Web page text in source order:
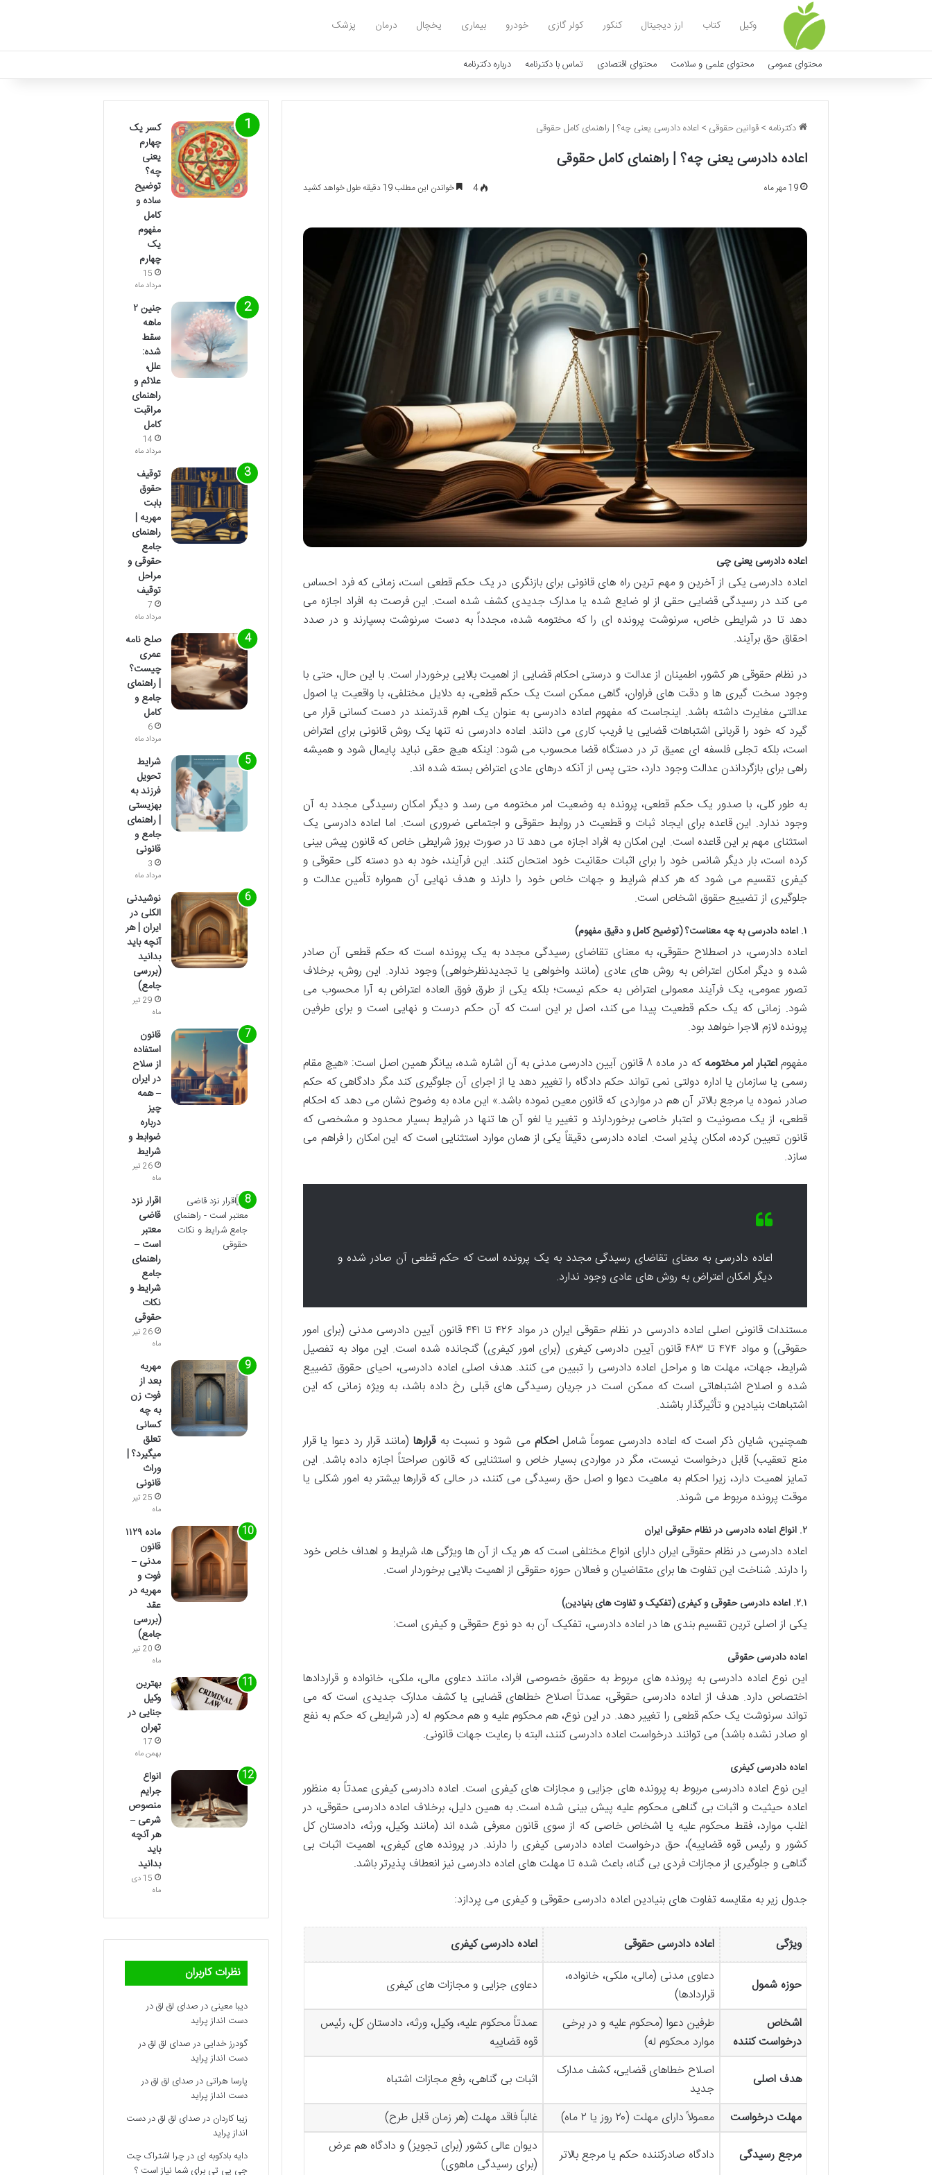
وکیل کتاب ارز دیجیتال کنکور کولر گازی خودرو بیماری یخچال درمان پزشک
محتوای عمومی محتوای علمی و سلامت محتوای اقتصادی تماس با دکترنامه درباره دکترنامه
دکترنامه > قوانین حقوقی > اعاده دادرسی یعنی چه؟ | راهنمای کامل حقوقی
اعاده دادرسی یعنی چه؟ | راهنمای کامل حقوقی
19 مهر ماه 4 خواندن این مطلب 19 دقیقه طول خواهد کشید
اعاده دادرسی یعنی چی
اعاده دادرسی یکی از آخرین و مهم ترین راه های قانونی برای بازنگری در یک حکم قطعی است، زمانی که فرد احساس
می کند در رسیدگی قضایی حقی از او ضایع شده یا مدارک جدیدی کشف شده است. این فرصت به افراد اجازه می
دهد تا در شرایطی خاص، سرنوشت پرونده ای را که مختومه شده، مجدداً به دست سرنوشت بسپارند و در صدد
احقاق حق برآیند.
در نظام حقوقی هر کشور، اطمینان از عدالت و درستی احکام قضایی از اهمیت بالایی برخوردار است. با این حال، حتی با
وجود سخت گیری ها و دقت های فراوان، گاهی ممکن است یک حکم قطعی، به دلایل مختلفی، با واقعیت یا اصول
عدالتی مغایرت داشته باشد. اینجاست که مفهوم اعاده دادرسی به عنوان یک اهرم قدرتمند در دست کسانی قرار می
گیرد که خود را قربانی اشتباهات قضایی یا فریب کاری می دانند. اعاده دادرسی نه تنها یک روش قانونی برای اعتراض
است، بلکه تجلی فلسفه ای عمیق تر در دستگاه قضا محسوب می شود: اینکه هیچ حقی نباید پایمال شود و همیشه
راهی برای بازگرداندن عدالت وجود دارد، حتی پس از آنکه درهای عادی اعتراض بسته شده اند.
به طور کلی، با صدور یک حکم قطعی، پرونده به وضعیت امر مختومه می رسد و دیگر امکان رسیدگی مجدد به آن
وجود ندارد. این قاعده برای ایجاد ثبات و قطعیت در روابط حقوقی و اجتماعی ضروری است. اما اعاده دادرسی یک
استثنای مهم بر این قاعده است. این امکان به افراد اجازه می دهد تا در صورت بروز شرایطی خاص که قانون پیش بینی
کرده است، بار دیگر شانس خود را برای اثبات حقانیت خود امتحان کنند. این فرآیند، خود به دو دسته کلی حقوقی و
کیفری تقسیم می شود که هر کدام شرایط و جهات خاص خود را دارند و هدف نهایی آن همواره تأمین عدالت و
جلوگیری از تضییع حقوق اشخاص است.
۱. اعاده دادرسی به چه معناست؟ (توضیح کامل و دقیق مفهوم)
اعاده دادرسی، در اصطلاح حقوقی، به معنای تقاضای رسیدگی مجدد به یک پرونده است که حکم قطعی آن صادر
شده و دیگر امکان اعتراض به روش های عادی (مانند واخواهی یا تجدیدنظرخواهی) وجود ندارد. این روش، برخلاف
تصور عمومی، یک فرآیند معمولی اعتراض به حکم نیست؛ بلکه یکی از طرق فوق العاده اعتراض به آرا محسوب می
شود. زمانی که یک حکم قطعیت پیدا می کند، اصل بر این است که آن حکم درست و نهایی است و برای طرفین
پرونده لازم الاجرا خواهد بود.
مفهوماعتبار امر مختومه
که در ماده ۸ قانون آیین دادرسی مدنی به آن اشاره شده، بیانگر همین اصل است: «هیچ مقام
رسمی یا سازمان یا اداره دولتی نمی تواند حکم دادگاه را تغییر دهد یا از اجرای آن جلوگیری کند مگر دادگاهی که حکم
صادر نموده یا مرجع بالاتر آن هم در مواردی که قانون معین نموده باشد.» این ماده به وضوح نشان می دهد که احکام
قطعی، از یک مصونیت و اعتبار خاصی برخوردارند و تغییر یا لغو آن ها تنها در شرایط بسیار محدود و مشخصی که
قانون تعیین کرده، امکان پذیر است. اعاده دادرسی دقیقاً یکی از همان موارد استثنایی است که این امکان را فراهم می
سازد.
اعاده دادرسی به معنای تقاضای رسیدگی مجدد به یک پرونده است که حکم قطعی آن صادر شده و
دیگر امکان اعتراض به روش های عادی وجود ندارد.
مستندات قانونی اصلی اعاده دادرسی در نظام حقوقی ایران در مواد ۴۲۶ تا ۴۴۱ قانون آیین دادرسی مدنی (برای امور
حقوقی) و مواد ۴۷۴ تا ۴۸۳ قانون آیین دادرسی کیفری (برای امور کیفری) گنجانده شده است. این مواد به تفصیل
شرایط، جهات، مهلت ها و مراحل اعاده دادرسی را تبیین می کنند. هدف اصلی اعاده دادرسی، احیای حقوق تضییع
شده و اصلاح اشتباهاتی است که ممکن است در جریان رسیدگی های قبلی رخ داده باشد، به ویژه زمانی که این
اشتباهات بنیادین و تأثیرگذار باشند.
همچنین، شایان ذکر است که اعاده دادرسی عموماً شاملاحکام می شود و نسبت بهقرارها(مانند قرار رد دعوا یا قرار
منع تعقیب) قابل درخواست نیست، مگر در مواردی بسیار خاص و استثنایی که قانون صراحتاً اجازه داده باشد. این
تمایز اهمیت دارد، زیرا احکام به ماهیت دعوا و اصل حق رسیدگی می کنند، در حالی که قرارها بیشتر به امور شکلی یا
موقت پرونده مربوط می شوند.
۲. انواع اعاده دادرسی در نظام حقوقی ایران
اعاده دادرسی در نظام حقوقی ایران دارای انواع مختلفی است که هر یک از آن ها ویژگی ها، شرایط و اهداف خاص خود
را دارند. شناخت این تفاوت ها برای متقاضیان و فعالان حوزه حقوقی از اهمیت بالایی برخوردار است.
۲.۱. اعاده دادرسی حقوقی و کیفری (تفکیک و تفاوت های بنیادین)
یکی از اصلی ترین تقسیم بندی ها در اعاده دادرسی، تفکیک آن به دو نوع حقوقی و کیفری است:
اعاده دادرسی حقوقی
این نوع اعاده دادرسی به پرونده های مربوط به حقوق خصوصی افراد، مانند دعاوی مالی، ملکی، خانواده و قراردادها
اختصاص دارد. هدف از اعاده دادرسی حقوقی، عمدتاً اصلاح خطاهای قضایی یا کشف مدارک جدیدی است که می
تواند سرنوشت یک حکم قطعی را تغییر دهد. در این نوع، هم محکوم علیه و هم محکوم له (در شرایطی که حکم به نفع
او صادر نشده باشد) می توانند درخواست اعاده دادرسی کنند، البته با رعایت جهات قانونی.
اعاده دادرسی کیفری
این نوع اعاده دادرسی مربوط به پرونده های جزایی و مجازات های کیفری است. اعاده دادرسی کیفری عمدتاً به منظور
اعاده حیثیت و اثبات بی گناهی محکوم علیه پیش بینی شده است. به همین دلیل، برخلاف اعاده دادرسی حقوقی، در
اغلب موارد، فقط محکوم علیه یا اشخاص خاصی که از سوی قانون معرفی شده اند (مانند وکیل، ورثه، دادستان کل
کشور و رئیس قوه قضاییه)، حق درخواست اعاده دادرسی کیفری را دارند. در پرونده های کیفری، اهمیت اثبات بی
گناهی و جلوگیری از مجازات فردی بی گناه، باعث شده تا مهلت های اعاده دادرسی نیز انعطاف پذیرتر باشد.
جدول زیر به مقایسه تفاوت های بنیادین اعاده دادرسی حقوقی و کیفری می پردازد:
ویژگی اعاده دادرسی حقوقی اعاده دادرسی کیفری
حوزه شمول
دعاوی مدنی (مالی، ملکی، خانواده،
قراردادها)
دعاوی جزایی و مجازات های کیفری
اشخاص
درخواست کننده
طرفین دعوا (محکوم علیه و در برخی
موارد محکوم له)
عمدتاً محکوم علیه، وکیل، ورثه، دادستان کل، رئیس
قوه قضاییه
هدف اصلی
اصلاح خطاهای قضایی، کشف مدارک
جدید
اثبات بی گناهی، رفع مجازات اشتباه
مهلت درخواست معمولاً دارای مهلت (۲۰ روز یا ۲ ماه)
غالباً فاقد مهلت (هر زمان قابل طرح)
مرجع رسیدگی
دادگاه صادرکننده حکم یا مرجع بالاتر
دیوان عالی کشور (برای تجویز) و دادگاه هم عرض
(برای رسیدگی ماهوی)
کسر یک
چهارم
یعنی
چه؟
توضیح
ساده و
کامل
مفهوم
یک
چهارم
15
مرداد ماه
جنین ۲
ماهه
سقط
شده:
علل،
علائم و
راهنمای
مراقبت
کامل
14
مرداد ماه
توقیف
حقوق
بابت
مهریه |
راهنمای
جامع
حقوقی و
مراحل
توقیف
7
مرداد ماه
صلح نامه
عمری
چیست؟
| راهنمای
جامع و
کامل
6
مرداد ماه
شرایط
تحویل
فرزند به
بهزیستی
| راهنمای
جامع و
قانونی
3
مرداد ماه
نوشیدنی
الکلی در
ایران | هر
آنچه باید
بدانید
(بررسی
جامع)
29 تیر
ماه
قانون
استفاده
از سلاح
در ایران
– همه
چیز
درباره
ضوابط و
شرایط
26 تیر
ماه
اقرار نزد
قاضی
معتبر
است –
راهنمای
جامع
شرایط و
نکات
حقوقی
26 تیر
ماه
مهریه
بعد از
فوت زن
به چه
کسانی
تعلق
میگیرد؟ |
وراث
قانونی
25 تیر
ماه
ماده ۱۱۲۹
قانون
مدنی –
فوت و
مهریه در
عقد
(بررسی
جامع)
20 تیر
ماه
بهترین
وکیل
جنایی در
تهران
17
بهمن ماه
انواع
جرایم
منصوص
شرعی –
هر آنچه
باید
بدانید
15 دی
ماه
نظرات کاربران
دیبا معینی درصدای لق لق در
دست انداز پراید
گودرز خدایی درصدای لق لق در
دست انداز پراید
پارسا هراتی درصدای لق لق در
دست انداز پراید
زیبا کاردان درصدای لق لق در دست
انداز پراید
دایه بادکوبه ای درچرا اشتراک چت
جی پی تی برای شما نیاز است ؟